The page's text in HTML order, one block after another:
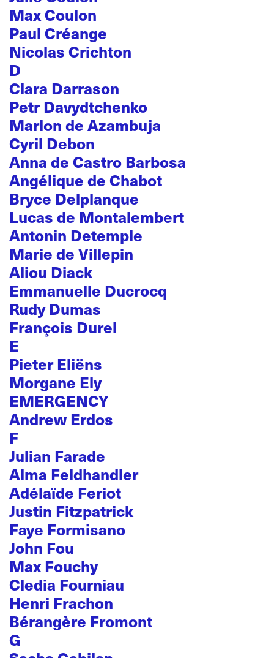
Max Coulon
Paul Créange
Nicolas Crichton
D
Clara Darrason
Petr Davydtchenko
Marlon de Azambuja
Cyril Debon
Anna de Castro Barbosa
Angélique de Chabot
Bryce Delplanque
Lucas de Montalembert
Antonin Detemple
Marie de Villepin
Aliou Diack
Emmanuelle Ducrocq
Rudy Dumas
François Durel
E
Pieter Eliëns
Morgane Ely
EMERGENCY
Andrew Erdos
F
Julian Farade
Alma Feldhandler
Adélaïde Feriot
Justin Fitzpatrick
Faye Formisano
John Fou
Max Fouchy
Cledia Fourniau
Henri Frachon
Bérangère Fromont
G